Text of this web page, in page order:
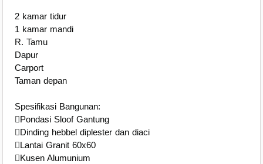
2 kamar tidur
1 kamar mandi
R. Tamu
Dapur
Carport
Taman depan
Spesifikasi Bangunan:
Pondasi Sloof Gantung
Dinding hebbel diplester dan diaci
Lantai Granit 60x60
Kusen Alumunium